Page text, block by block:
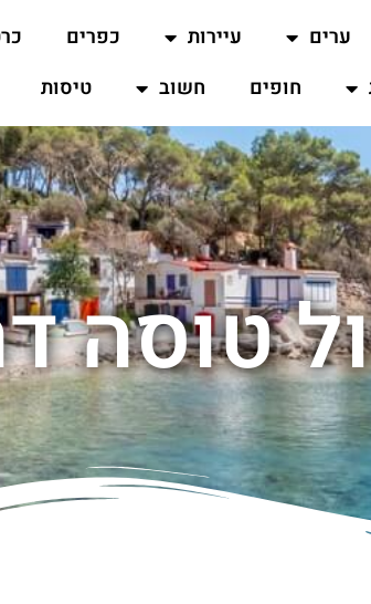
ערים עיירות כפרים
חופים חשוב טיסות
טוסה